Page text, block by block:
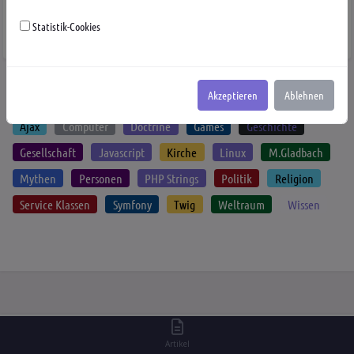
Ajax Computer Doctrine Games
Geschichte
Gesellschaft
Javascript Kirche Linux
M.Gladbach
Mythen
Personen PHP Strings Politik
Religion
Service Klassen
Symfony Twig Weltraum Wissen
Statistik-Cookies
Akzeptieren Ablehnen
Artikel